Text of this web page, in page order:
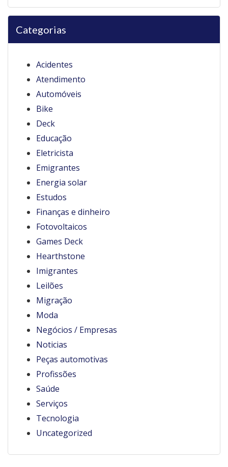
Categorias
Acidentes
Atendimento
Automóveis
Bike
Deck
Educação
Eletricista
Emigrantes
Energia solar
Estudos
Finanças e dinheiro
Fotovoltaicos
Games Deck
Hearthstone
Imigrantes
Leilões
Migração
Moda
Negócios / Empresas
Noticias
Peças automotivas
Profissões
Saúde
Serviços
Tecnologia
Uncategorized